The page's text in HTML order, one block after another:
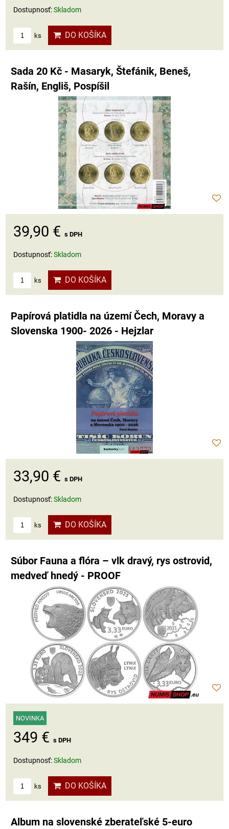
Dostupnosť:Skladom
ks DO KOŠÍKA
Sada 20 Kč - Masaryk, Štefánik, Beneš,
Rašín, Engliš, Pospíšil
39,90 € s DPH
Dostupnosť:Skladom
ks DO KOŠÍKA
Papírová platidla na území Čech, Moravy a
Slovenska 1900- 2026 - Hejzlar
33,90 € s DPH
Dostupnosť:Skladom
ks DO KOŠÍKA
Súbor Fauna a flóra – vlk dravý, rys ostrovid,
medveď hnedý - PROOF
NOVINKA
349 € s DPH
Dostupnosť:Skladom
ks DO KOŠÍKA
Album na slovenské zberateľské 5-euro